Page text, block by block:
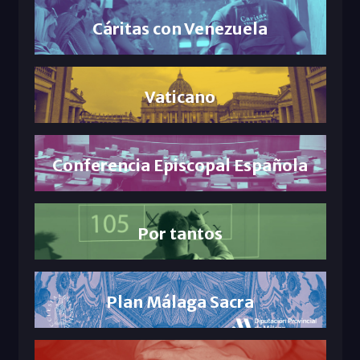
Cáritas con Venezuela
Vaticano
Conferencia Episcopal Española
Por tantos
Plan Málaga Sacra